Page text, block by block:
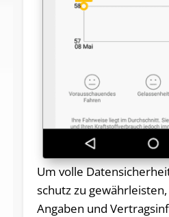
Um volle
schutz zu
Angaben und